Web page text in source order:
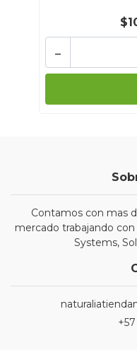
-
Contamos con mas
mercado trabajando
Systems,